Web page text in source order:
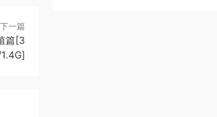
下一篇
篇[3